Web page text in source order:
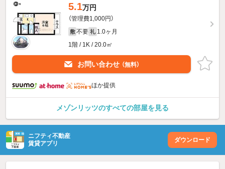
5.1万円
（管理費1,000円）
敷 不要 礼 1.0ヶ月
1階 / 1K / 20.0㎡
お問い合わせ （無料）
ほか提供
メゾンリッツのすべての部屋を見る
ニフティ不動産
賃貸アプリ
ダウンロード